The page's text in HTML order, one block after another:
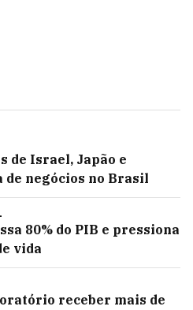
de Israel, Japão e
negócios no Brasil
80% do PIB e pressiona
vida
receber mais de